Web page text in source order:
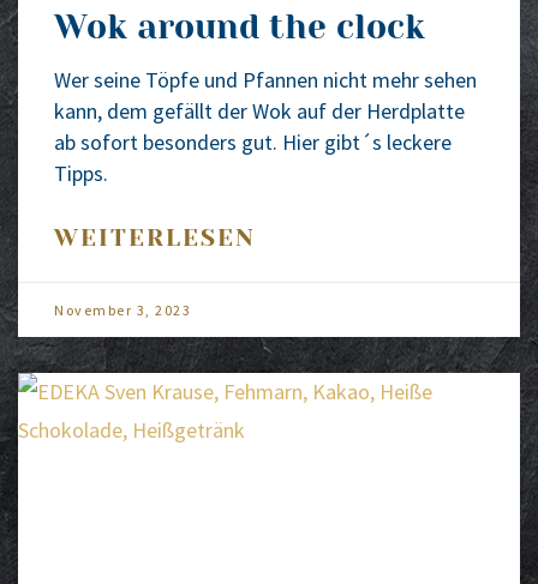
Wok around the clock
Wer sei­ne Töp­fe und Pfan­nen nicht mehr sehen
kann, dem gefällt der Wok auf der Herd­plat­te
ab sofort beson­ders gut. Hier gibt´s lecke­re
Tipps.
WEITERLESEN
Novem­ber 3, 2023